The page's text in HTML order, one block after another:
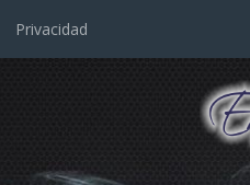
Privacidad